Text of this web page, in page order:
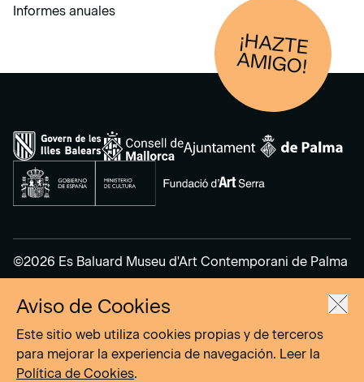
Informes anuales
¡HAZTE
AM
IGO!
©2026 Es Baluard Museu d'Art Contemporani de Palma
Aviso Legal
Política de Privacidad
Política de cookies
Aviso de Cookies
Este sitio web utiliza cookies propias y de terceros
para mejorar la experiencia de navegación. Leer la
Política de Cookies.